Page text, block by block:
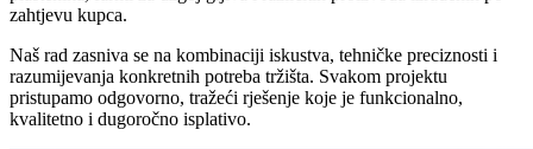
zahtjevu kupca.
Naš rad zasniva se na kombinaciji iskustva, tehničke preciznosti i
razumijevanja konkretnih potreba tržišta. Svakom projektu
pristupamo odgovorno, tražeći rješenje koje je funkcionalno,
kvalitetno i dugoročno isplativo.